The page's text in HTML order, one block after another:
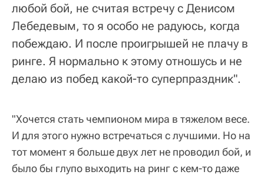
любой бой, не считая встречу с Денисом
Лебедевым, то я особо не радуюсь, когда
побеждаю. И после проигрышей не плачу в
ринге. Я нормально к этому отношусь и не
делаю из побед какой-то суперпраздник".
"Хочется стать чемпионом мира в тяжелом весе.
И для этого нужно встречаться с лучшими. Но на
тот момент я больше двух лет не проводил бой, и
было бы глупо выходить на ринг с кем-то даже